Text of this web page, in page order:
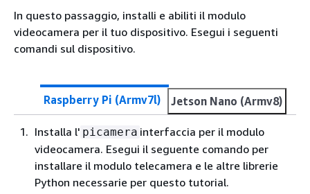
In questo passaggio, installi e abiliti il modulo
videocamera per il tuo dispositivo. Esegui i seguenti
comandi sul dispositivo.
Raspberry Pi (Armv7l) Jetson Nano (Armv8)
Installa l' picamera interfaccia per il modulo
videocamera. Esegui il seguente comando per
installare il modulo telecamera e le altre librerie
Python necessarie per questo tutorial.